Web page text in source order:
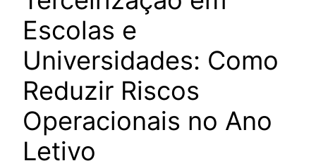
Escolas e
Universidades: Como
Reduzir Riscos
Operacionais no Ano
Letivo